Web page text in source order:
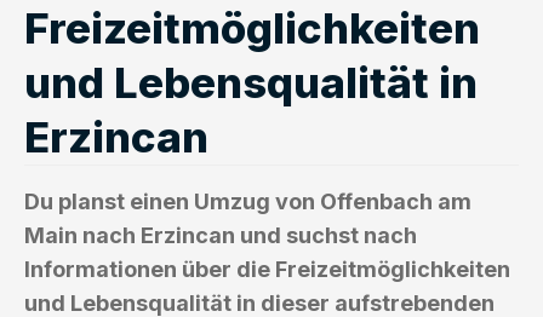
Freizeitmöglichkeiten
und Lebensqualität in
Erzincan
Du planst einen Umzug von Offenbach am
Main nach Erzincan und suchst nach
Informationen über die Freizeitmöglichkeiten
und Lebensqualität in dieser aufstrebenden